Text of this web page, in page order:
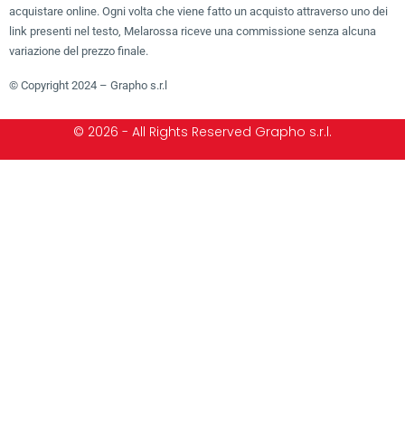
acquistare online. Ogni volta che viene fatto un acquisto attraverso uno dei
link presenti nel testo, Melarossa riceve una commissione senza alcuna
variazione del prezzo finale.
© Copyright 2024 – Grapho s.r.l
© 2026 - All Rights Reserved Grapho s.r.l.